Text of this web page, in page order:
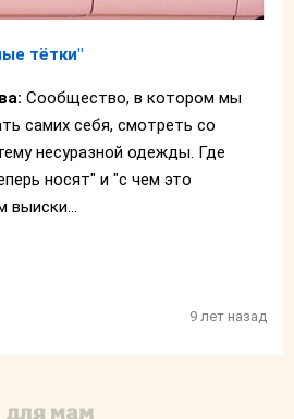
тётки"
Сообщество, в котором мы
самих себя, смотреть со
несуразной одежды. Где
носят" и "с чем это
выиски...
9 лет назад